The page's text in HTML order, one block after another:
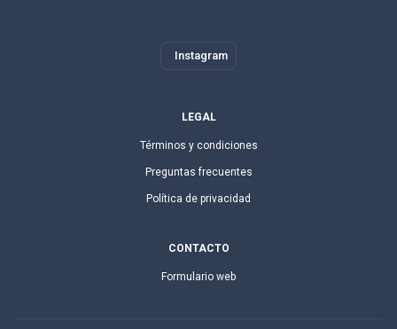
Instagram
LEGAL
Términos y condiciones
Preguntas frecuentes
Política de privacidad
CONTACTO
Formulario web